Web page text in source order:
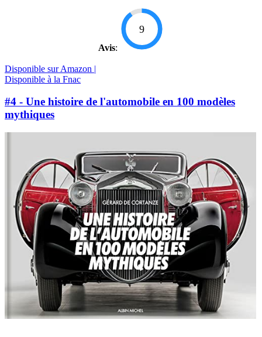
Avis:
9
Disponible sur Amazon |
Disponible à la Fnac
#4 - Une histoire de l'automobile en 100 modèles
mythiques